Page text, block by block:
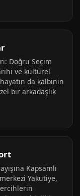
Doğru Seçim
ve kültürel
da kalbinin
bir arkadaşlık
Kapsamlı
Yakutiye,